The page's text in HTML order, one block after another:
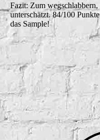
Fazit: Zum
unterschätzt. 84/100
das Sample!